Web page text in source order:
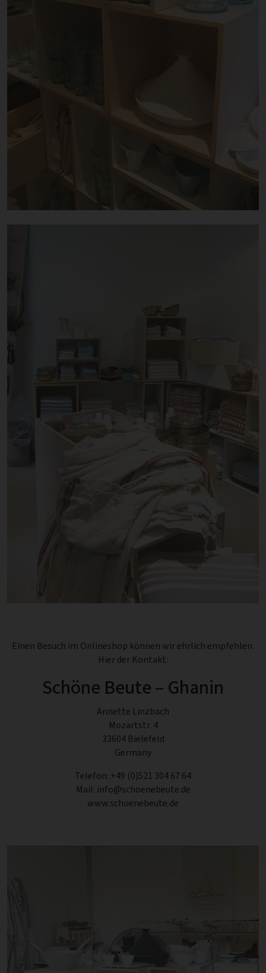
Einen Besuch im Onlineshop können wir ehrlich empfehlen.
Hier der Kontakt:
Schöne Beute – Ghanin
Annette Linzbach
Mozartstr. 4
33604 Bielefeld
Germany
Telefon: +49 (0)521 304 67 64
Mail: info@schoenebeute.de
www.schoenebeute.de